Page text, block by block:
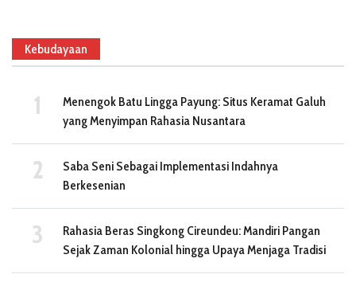
Kebudayaan
Menengok Batu Lingga Payung: Situs Keramat Galuh
yang Menyimpan Rahasia Nusantara
Saba Seni Sebagai Implementasi Indahnya
Berkesenian
Rahasia Beras Singkong Cireundeu: Mandiri Pangan
Sejak Zaman Kolonial hingga Upaya Menjaga Tradisi